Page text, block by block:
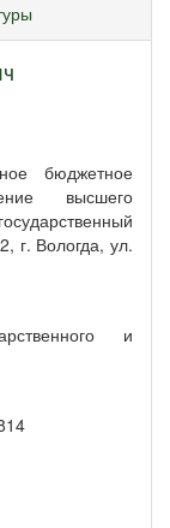
бюджетное
высшего
г. Вологда, ул.
и